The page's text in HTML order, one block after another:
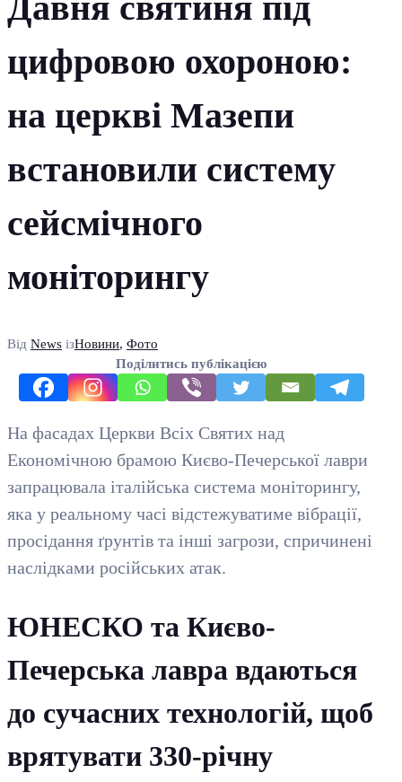
цифровою охороною:
на церкві Мазепи
встановили систему
сейсмічного
моніторингу
Від News ізНовини, Фото
Поділитись публікацією
На фасадах Церкви Всіх Святих над
Економічною брамою Києво-Печерської лаври
запрацювала італійська система моніторингу,
яка у реальному часі відстежуватиме вібрації,
просідання ґрунтів та інші загрози, спричинені
наслідками російських атак.
ЮНЕСКО та Києво-
Печерська лавра вдаються
до сучасних технологій, щоб
врятувати 330-річну